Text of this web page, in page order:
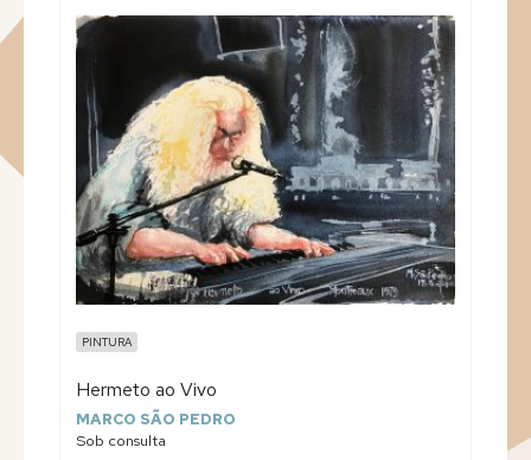
PINTURA
Hermeto ao Vivo
MARCO SÃO PEDRO
Sob consulta